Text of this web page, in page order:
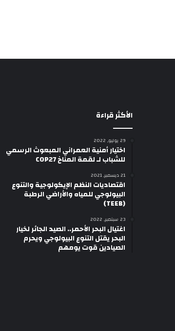
الأكثر قراءة
29 يوليو, 2022
اختيار أمنية العمراني المبعوث الرسمي
للشباب لـ لقمة المناخ COP27
21 ديسمبر, 2021
اقتصاديات النظم الإيكولوجية والتنوع
البيولوجي للمياه والأراضي الرطبة
(TEEB)
23 سبتمبر, 2022
اغتيال البحر الأحمر.. الصيد الجائر لخيار
البحر يقتل التنوع البيولوجي ويحرم
الصيادين قوت يومهم